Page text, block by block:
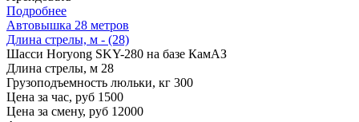
Подробнее
Автовышка 28 метров
Длина стрелы, м - (28)
Шасси Horyong SKY-280 на базе КамАЗ
Длина стрелы, м 28
Грузоподъемность люльки, кг 300
Цена за час, руб 1500
Цена за смену, руб 12000